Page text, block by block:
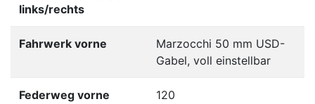
links/rechts
Fahrwerk vorne
Marzocchi 50 mm USD-
Gabel, voll einstellbar
Federweg vorne
120